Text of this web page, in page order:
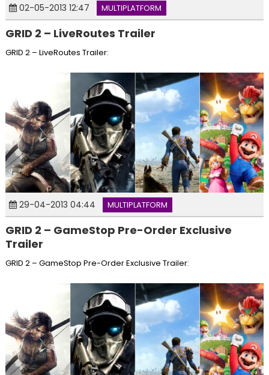
02-05-2013 12:47 MULTIPLATFORM
GRID 2 – LiveRoutes Trailer
GRID 2 – LiveRoutes Trailer:
29-04-2013 04:44 MULTIPLATFORM
GRID 2 – GameStop Pre-Order Exclusive
Trailer
GRID 2 – GameStop Pre-Order Exclusive Trailer: